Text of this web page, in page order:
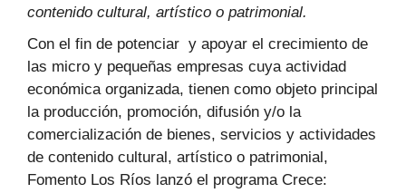
contenido cultural, artístico o patrimonial.
Con el fin de potenciar y apoyar el crecimiento de
las micro y pequeñas empresas cuya actividad
económica organizada, tienen como objeto principal
la producción, promoción, difusión y/o la
comercialización de bienes, servicios y actividades
de contenido cultural, artístico o patrimonial,
Fomento Los Ríos lanzó el programa Crece: